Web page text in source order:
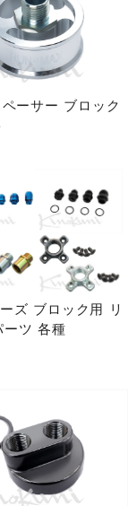
ーサー ブロック
ズ ブロック用 リ
ーツ 各種